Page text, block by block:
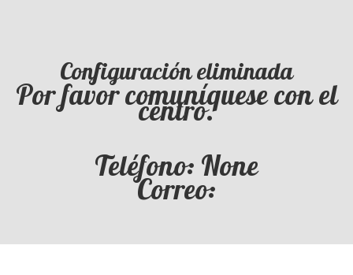
Configuración eliminada
Por favor comuníquese con el
centro.
Teléfono: None
Correo: